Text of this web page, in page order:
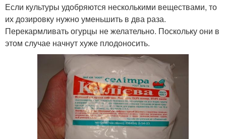
Если культуры удобряются несколькими веществами, то
их дозировку нужно уменьшить в два раза.
Перекармливать огурцы не желательно. Поскольку они в
этом случае начнут хуже плодоносить.